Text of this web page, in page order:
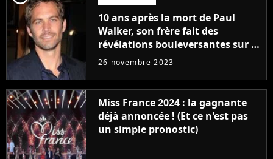
10 ans après la mort de Paul
Walker, son frère fait des
révélations bouleversantes sur la
réaction des acteurs de Fast and
26 novembre 2023
Miss France 2024 : la gagnante
déjà annoncée ! (Et ce n'est pas
un simple pronostic)